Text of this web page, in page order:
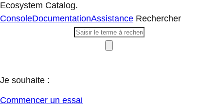
Ecosystem Catalog.
ConsoleDocumentationAssistance Rechercher
Je souhaite :
Commencer un essai